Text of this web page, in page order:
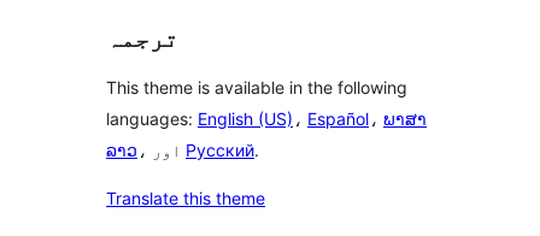
ترجمہ
This theme is available in the following
languages: English (US) ، Español ، ພາສາ
ລາວ
Русский.
Translate this theme